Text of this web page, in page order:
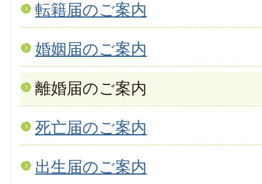
転籍届のご案内
婚姻届のご案内
離婚届のご案内
死亡届のご案内
出生届のご案内